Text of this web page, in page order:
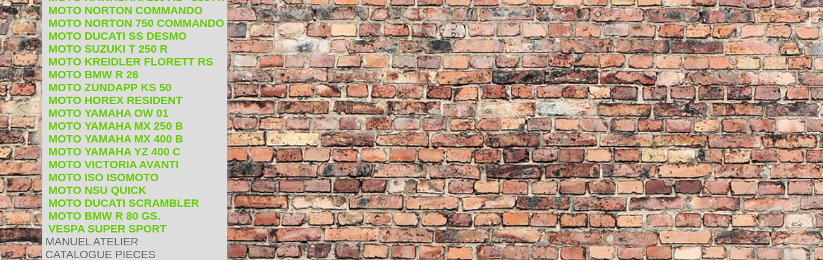
MOTO NORTON COMMANDO
MOTO NORTON 750 COMMANDO
MOTO DUCATI SS DESMO
MOTO SUZUKI T 250 R
MOTO KREIDLER FLORETT RS
MOTO BMW R 26
MOTO ZUNDAPP KS 50
MOTO HOREX RESIDENT
MOTO YAMAHA OW 01
MOTO YAMAHA MX 250 B
MOTO YAMAHA MX 400 B
MOTO YAMAHA YZ 400 C
MOTO VICTORIA AVANTI
MOTO ISO ISOMOTO
MOTO NSU QUICK
MOTO DUCATI SCRAMBLER
MOTO BMW R 80 GS.
VESPA SUPER SPORT
MANUEL ATELIER
CATALOGUE PIECES